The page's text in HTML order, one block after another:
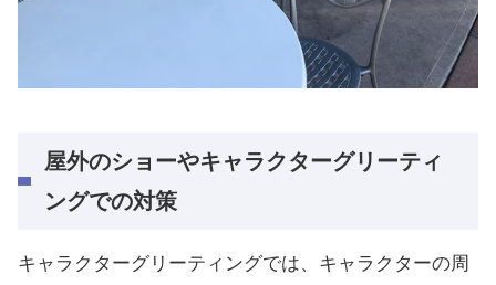
屋外のショーやキャラクターグリーティ
ングでの対策
キャラクターグリーティングでは、キャラクターの周